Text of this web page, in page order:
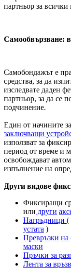
партньор за
Самообвързване:
Самобондажът е
средства, за да
изследвате даден
партньор, за да се
подчинение.
Един от начините
заключващи
използват за
период от време и
освобождават
изпълнение на
Други видове
Фиксиращи
или други
Нагръдници (
устата )
Превръзки на
маски
Пръчки за
Лента за